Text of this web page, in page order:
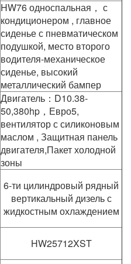
HW76 односпальная， с
кондиционером , главное
сиденье с пневматическом
подушкой, место второго
водителя-механическое
сиденье, высокий
металлический бампер
Двигатель：D10.38-
50,380hp，Евро5,
вентилятор с силиконовым
маслом , Защитная панель
двигателя,Пакет холодной
зоны
6-ти цилиндровый рядный
вертикальный дизель с
жидкостным охлаждением
HW25712XST